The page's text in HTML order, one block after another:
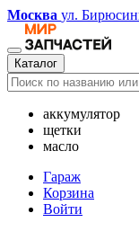
Москва ул.
Каталог
аккумулятор
щетки
масло
Гараж
Корзина
Войти